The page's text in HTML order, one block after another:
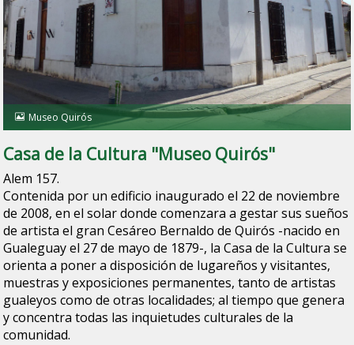
Museo Quirós
Casa de la Cultura "Museo Quirós"
Alem 157.
Contenida por un edificio inaugurado el 22 de noviembre
de 2008, en el solar donde comenzara a gestar sus sueños
de artista el gran Cesáreo Bernaldo de Quirós -nacido en
Gualeguay el 27 de mayo de 1879-, la Casa de la Cultura se
orienta a poner a disposición de lugareños y visitantes,
muestras y exposiciones permanentes, tanto de artistas
gualeyos como de otras localidades; al tiempo que genera
y concentra todas las inquietudes culturales de la
comunidad.